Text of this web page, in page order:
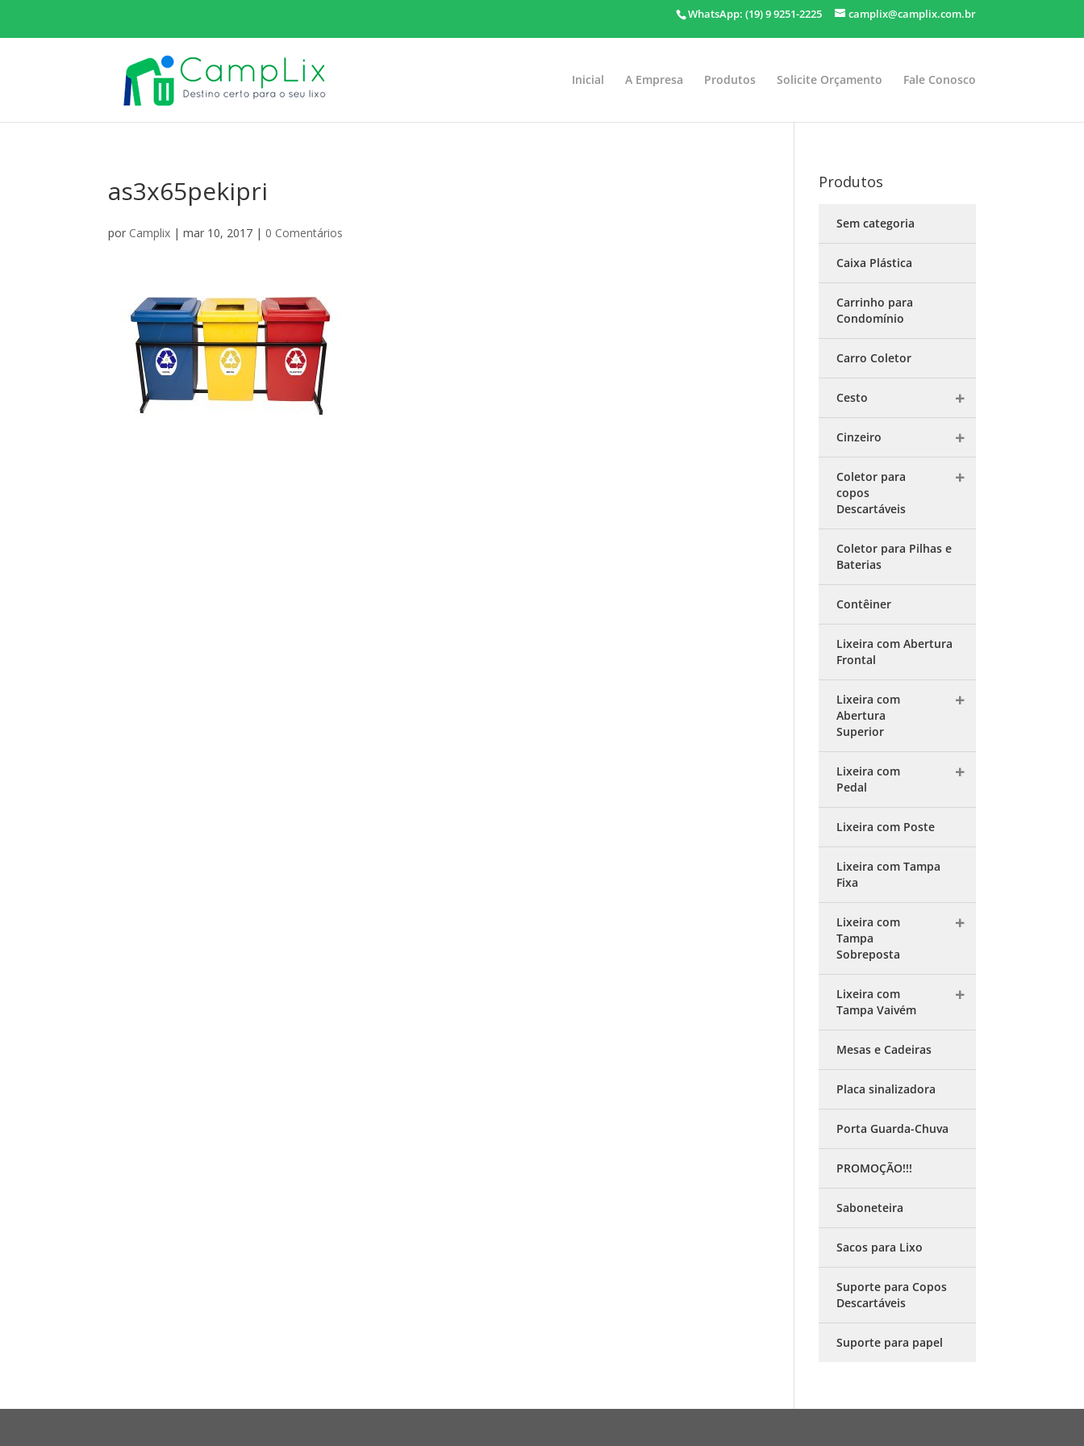
WhatsApp: (19) 9 9251-2225 camplix@camplix.com.br
Inicial A Empresa Produtos Solicite Orçamento Fale Conosco
as3x65pekipri
por Camplix |mar 10, 2017 | 0 Comentários
Produtos
Sem categoria
Caixa Plástica
Carrinho para
Condomínio
Carro Coletor
Cesto
Cinzeiro
Coletor para
copos
Descartáveis
Coletor para Pilhas e
Baterias
Contêiner
Lixeira com Abertura
Frontal
Lixeira com
Abertura
Superior
Lixeira com
Pedal
Lixeira com Poste
Lixeira com Tampa
Fixa
Lixeira com
Tampa
Sobreposta
Lixeira com
Tampa Vaivém
Mesas e Cadeiras
Placa sinalizadora
Porta Guarda-Chuva
PROMOÇÃO!!!
Saboneteira
Sacos para Lixo
Suporte para Copos
Descartáveis
Suporte para papel